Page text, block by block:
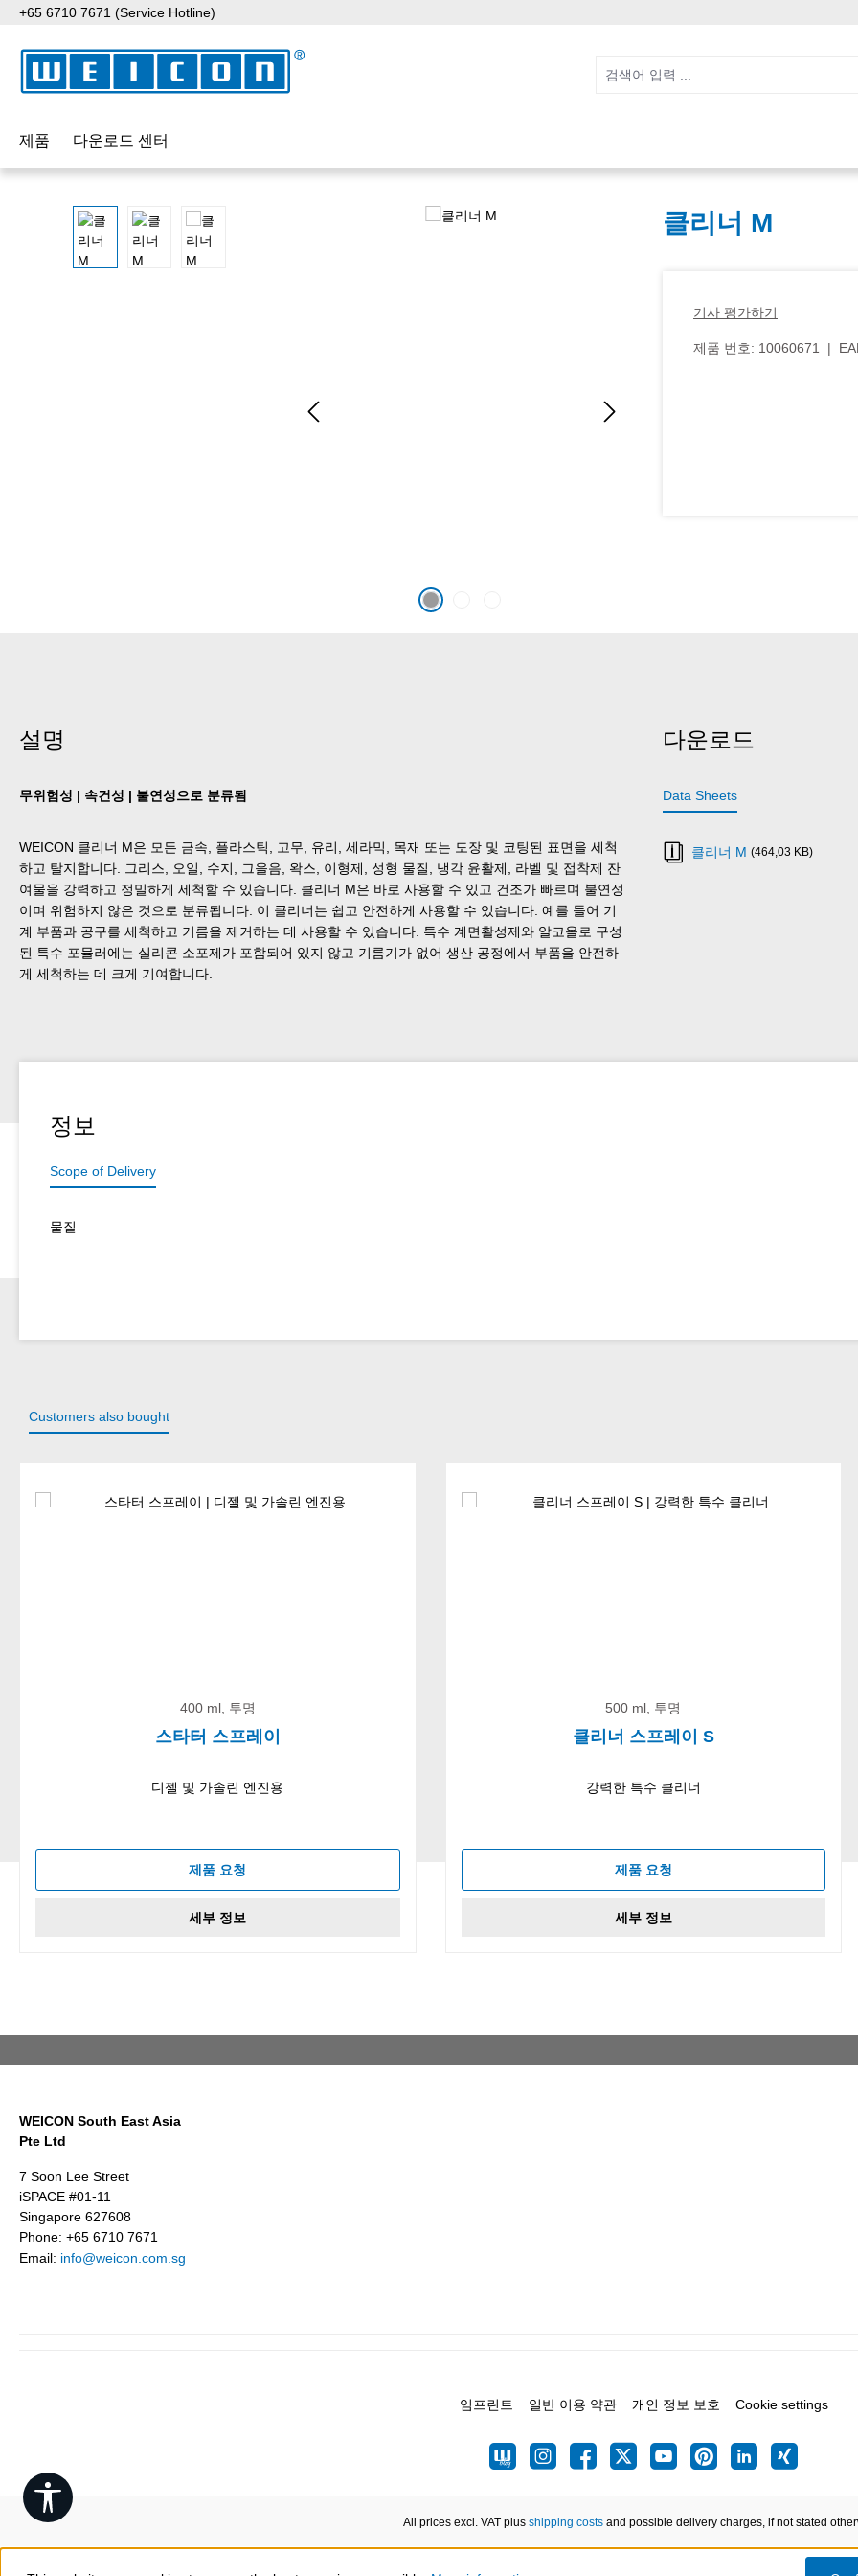
to main content
Skip to search
Skip to main navigation
+65 6710 7671 (Service Hotline)
제품 다운로드 센터
Skip image gallery 클리너 M
기사 평가하기
제품 번호: 10060671 |
설명
무위험성 | 속건성 | 불연성으로 분류됨
WEICON 클리너 M은 모든 금속, 플라스틱, 고무, 유리, 세라믹, 목재 또는 도장 및 코팅된 표면을 세척
하고 탈지합니다. 그리스, 오일, 수지, 그을음, 왁스, 이형제, 성형 물질, 냉각 윤활제, 라벨 및 접착제 잔
여물을 강력하고 정밀하게 세척할 수 있습니다. 클리너 M은 바로 사용할 수 있고 건조가 빠르며 불연성
이며 위험하지 않은 것으로 분류됩니다. 이 클리너는 쉽고 안전하게 사용할 수 있습니다. 예를 들어 기
계 부품과 공구를 세척하고 기름을 제거하는 데 사용할 수 있습니다. 특수 계면활성제와 알코올로 구성
된 특수 포뮬러에는 실리콘 소포제가 포함되어 있지 않고 기름기가 없어 생산 공정에서 부품을 안전하
게 세척하는 데 크게 기여합니다.
다운로드
Data Sheets
클리너 M (464,03 KB)
정보
Scope of Delivery
물질
Customers also bought
400 ml, 투명
스타터 스프레이
디젤 및 가솔린 엔진용
제품 요청
세부 정보
500 ml, 투명
클리너 스프레이 S
강력한 특수 클리너
제품 요청
세부 정보
WEICON South East Asia
Pte Ltd
7 Soon Lee Street
iSPACE #01-11
Singapore 627608
Phone: +65 6710 7671
Email: info@weicon.com.sg
임프린트 일반 이용 약관 개인 정보 보호 Cookie settings
All prices excl. VAT plus shipping costs and possible delivery charges, if not stated
Show toolbar